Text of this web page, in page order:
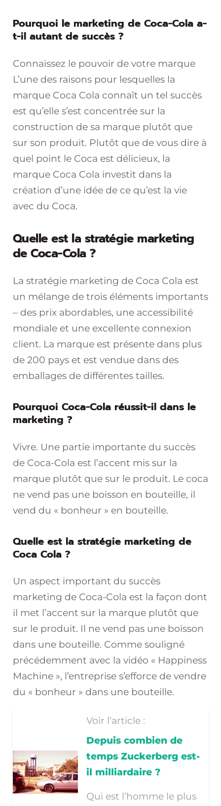
Pourquoi le marketing de Coca-Cola a-
t-il autant de succès ?
Connaissez le pouvoir de votre marque
L’une des raisons pour lesquelles la
marque Coca Cola connaît un tel succès
est qu’elle s’est concentrée sur la
construction de sa marque plutôt que
sur son produit. Plutôt que de vous dire à
quel point le Coca est délicieux, la
marque Coca Cola investit dans la
création d’une idée de ce qu’est la vie
avec du Coca.
Quelle est la stratégie marketing
de Coca-Cola ?
La stratégie marketing de Coca Cola est
un mélange de trois éléments importants
– des prix abordables, une accessibilité
mondiale et une excellente connexion
client. La marque est présente dans plus
de 200 pays et est vendue dans des
emballages de différentes tailles.
Pourquoi Coca-Cola réussit-il dans le
marketing ?
Vivre. Une partie importante du succès
de Coca-Cola est l’accent mis sur la
marque plutôt que sur le produit. Le coca
ne vend pas une boisson en bouteille, il
vend du « bonheur » en bouteille.
Quelle est la stratégie marketing de
Coca Cola ?
Un aspect important du succès
marketing de Coca-Cola est la façon dont
il met l’accent sur la marque plutôt que
sur le produit. Il ne vend pas une boisson
dans une bouteille. Comme souligné
précédemment avec la vidéo « Happiness
Machine », l’entreprise s’efforce de vendre
du « bonheur » dans une bouteille.
Voir l’article :
Depuis combien de
temps Zuckerberg est-
il milliardaire ?
Qui est l’homme le plus